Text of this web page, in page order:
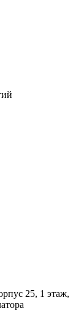
25, 1 этаж,